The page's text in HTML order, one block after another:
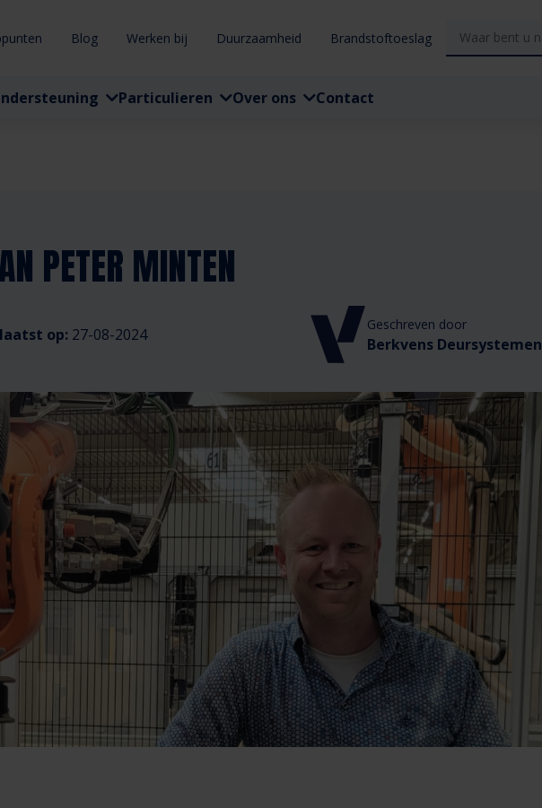
Blog Werken bij Duurzaamheid Brandstoftoeslag
Particulieren Over ons Contact
PETER MINTEN
op: 27-08-2024
Geschreven door
Berkvens Deursystemen